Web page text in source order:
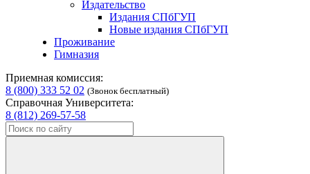
Издательство
Издания СПбГУП
Новые издания СПбГУП
Проживание
Гимназия
Приемная комиссия:
8 (800) 333 52 02 (Звонок бесплатный)
Справочная Университета:
8 (812) 269-57-58